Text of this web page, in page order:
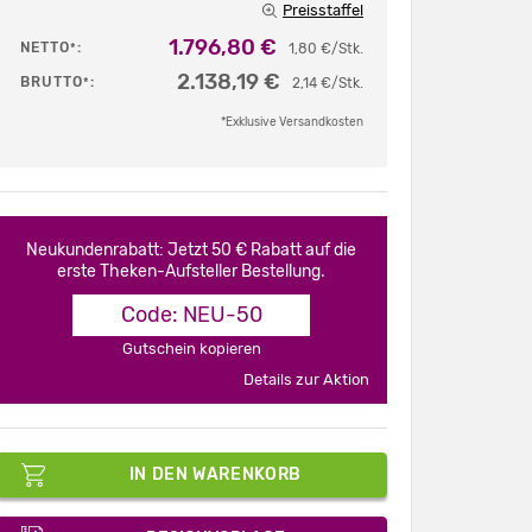
Preisstaffel
NETTO*: 1,80 €/Stk.
1.796,80 €
BRUTTO*: 2,14 €/Stk.
2.138,19 €
*Exklusive Versandkosten
Neukundenrabatt: Jetzt 50 € Rabatt auf die
erste Theken-Aufsteller Bestellung.
Code: NEU-50
Gutschein kopieren
Details zur Aktion
IN DEN WARENKORB